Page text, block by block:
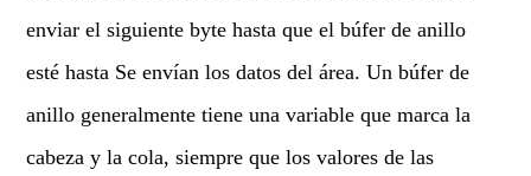
enviar el siguiente byte hasta que el búfer de anillo
esté hasta Se envían los datos del área. Un búfer de
anillo generalmente tiene una variable que marca la
cabeza y la cola, siempre que los valores de las